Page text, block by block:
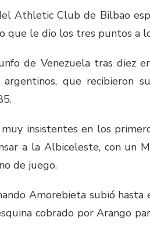
Athletic Club de Bilbao
le dio los tres puntos a
de Venezuela tras diez
que recibieron
insistentes en los
a la Albiceleste, con un
de juego.
Amorebieta subió hasta
cobrado por Arango